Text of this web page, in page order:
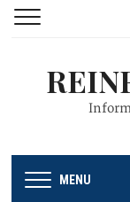
MENU